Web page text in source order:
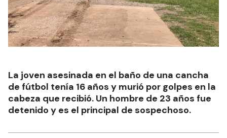
La joven asesinada en el baño de una cancha
de fútbol tenía 16 años y murió por golpes en la
cabeza que recibió. Un hombre de 23 años fue
detenido y es el principal de sospechoso.